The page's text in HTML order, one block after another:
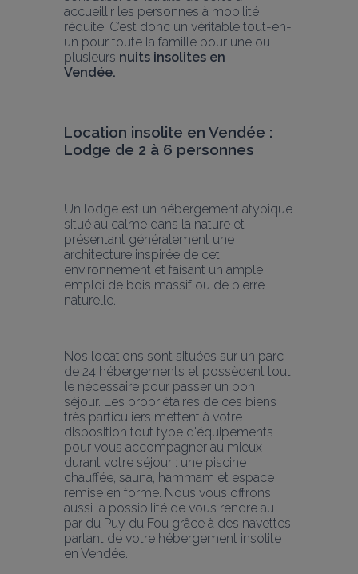
accueillir les personnes à mobilité
réduite. C’est donc un véritable tout-en-
un pour toute la famille pour une ou
plusieurs nuits insolites en
Vendée.
Location insolite en Vendée :
Lodge de 2 à 6 personnes
Un lodge est un hébergement atypique
situé au calme dans la nature et
présentant généralement une
architecture inspirée de cet
environnement et faisant un ample
emploi de bois massif ou de pierre
naturelle.
Nos locations sont situées sur un parc
de 24 hébergements et possèdent tout
le nécessaire pour passer un bon
séjour. Les propriétaires de ces biens
très particuliers mettent à votre
disposition tout type d'équipements
pour vous accompagner au mieux
durant votre séjour : une piscine
chauffée, sauna, hammam et espace
remise en forme. Nous vous offrons
aussi la possibilité de vous rendre au
par du Puy du Fou grâce à des navettes
partant de votre hébergement insolite
en Vendée.